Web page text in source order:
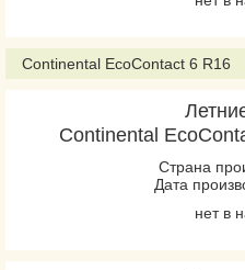
Continental EcoContact 6 R16
Continental
Страна
Дата
нет в